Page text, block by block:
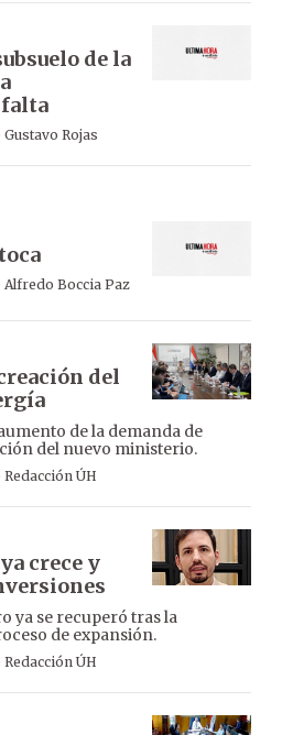
de la
falta
Gustavo Rojas
Alfredo Boccia Paz
del
de la demanda de
del nuevo ministerio.
Redacción ÚH
crece y
ya se recuperó tras la
de expansión.
Redacción ÚH